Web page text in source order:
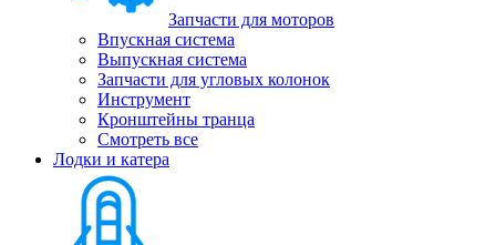
Запчасти для моторов
Впускная система
Выпускная система
Запчасти для угловых колонок
Инструмент
Кронштейны транца
Смотреть все
Лодки и катера